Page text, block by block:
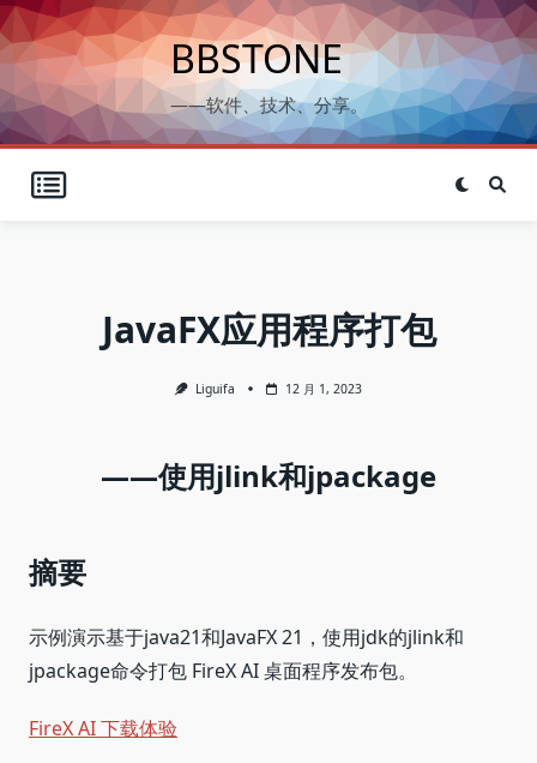
Skip
to
content
BBSTONE
——软件、技术、分享。
JavaFX应用程序打包
Liguifa 12 月 1, 2023
——使用jlink和jpackage
摘要
示例演示基于java21和JavaFX 21，使用jdk的jlink和
jpackage命令打包 FireX AI 桌面程序发布包。
FireX AI 下载体验